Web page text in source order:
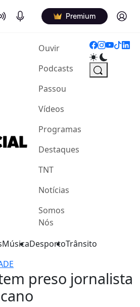
Air Podcasts Premium Log in
Ouvir(current)
Podcasts
Passou
Vídeos
Programas
Destaques
TNT
Notícias
Somos
Nós
MúsicaDesportoTrânsito
preso jornalista